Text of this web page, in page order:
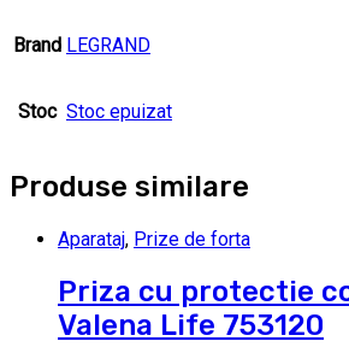
Brand LEGRAND
Stoc Stoc epuizat
Produse similare
Aparataj, Prize de forta
Priza cu protectie
Valena Life 753120